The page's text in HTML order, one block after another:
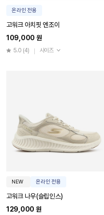
온라인 전용
고워크 아치핏 엔조이
109,000 원
5.0 (4) 사이즈
NEW 온라인 전용
고워크 나우(슬립인스)
129,000 원